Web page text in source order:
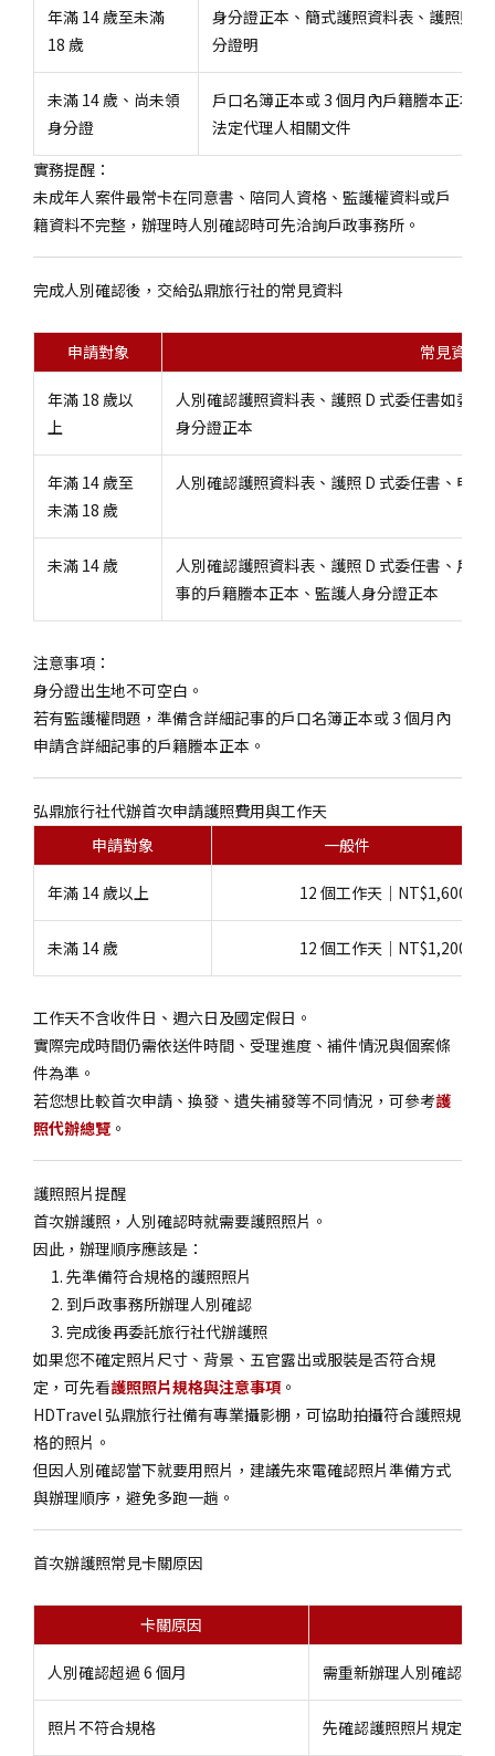
年滿 14 歲至未滿
18 歲
身分證正本、簡式護照資料表、護照照
分證明
未滿 14 歲、尚未領
身分證
戶口名簿正本或 3 個月內戶籍謄本正本
法定代理人相關文件
實務提醒：
未成年人案件最常卡在同意書、陪同人資格、監護權資料或戶
籍資料不完整，辦理時人別確認時可先洽詢戶政事務所。
完成人別確認後，交給弘鼎旅行社的常見資料
申請對象 常見資料
年滿 18 歲以
上
人別確認護照資料表、護照 D 式委任書如委
身分證正本
年滿 14 歲至
未滿 18 歲
人別確認護照資料表、護照 D 式委任書、申
未滿 14 歲
人別確認護照資料表、護照 D 式委任書、戶
事的戶籍謄本正本、監護人身分證正本
注意事項：
身分證出生地不可空白。
若有監護權問題，準備含詳細記事的戶口名簿正本或 3 個月內
申請含詳細記事的戶籍謄本正本。
弘鼎旅行社代辦首次申請護照費用與工作天
申請對象
一般件
年滿 14 歲以上 12 個工作天｜NT$1,600
未滿 14 歲 12 個工作天｜NT$1,200
工作天不含收件日、週六日及國定假日。
實際完成時間仍需依送件時間、受理進度、補件情況與個案條
件為準。
若您想比較首次申請、換發、遺失補發等不同情況，可參考護
照代辦總覽 。
護照照片提醒
首次辦護照，人別確認時就需要護照照片。
因此，辦理順序應該是：
先準備符合規格的護照照片
到戶政事務所辦理人別確認
完成後再委託旅行社代辦護照
如果您不確定照片尺寸、背景、五官露出或服裝是否符合規
定，可先看護照照片規格與注意事項 。
HDTravel 弘鼎旅行社備有專業攝影棚，可協助拍攝符合護照規
格的照片。
但因人別確認當下就要用照片，建議先來電確認照片準備方式
與辦理順序，避免多跑一趟。
首次辦護照常見卡關原因
卡關原因
人別確認超過 6 個月 需重新辦理人別確認
照片不符合規格 先確認護照照片規定